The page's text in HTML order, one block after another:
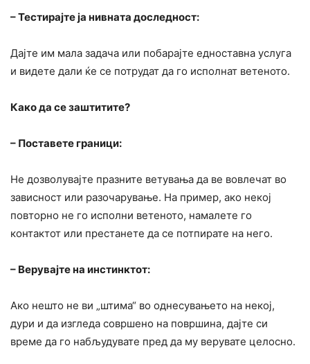
– Тестирајте ја нивната доследност:
Дајте им мала задача или побарајте едноставна услуга
и видете дали ќе се потрудат да го исполнат ветеното.
Како да се заштитите?
– Поставете граници:
Не дозволувајте празните ветувања да ве вовлечат во
зависност или разочарување. На пример, ако некој
повторно не го исполни ветеното, намалете го
контактот или престанете да се потпирате на него.
– Верувајте на инстинктот:
Ако нешто не ви „штима“ во однесувањето на некој,
дури и да изгледа совршено на површина, дајте си
време да го набљудувате пред да му верувате целосно.